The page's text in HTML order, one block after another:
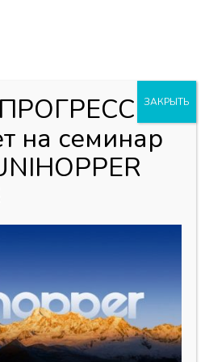
» Раздвижные и подвесные
система MODUS»TS102
L=3000 , чёрный А26
на семинар
ЗАКРЫТЬ